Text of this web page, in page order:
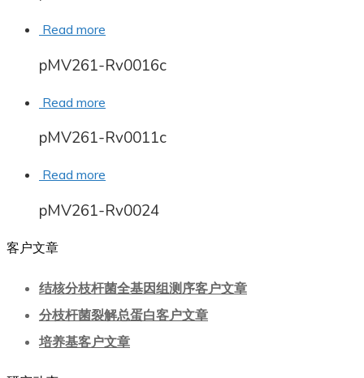
Read more
pMV261-Rv0016c
Read more
pMV261-Rv0011c
Read more
pMV261-Rv0024
客户文章
结核分枝杆菌全基因组测序客户文章
分枝杆菌裂解总蛋白客户文章
培养基客户文章